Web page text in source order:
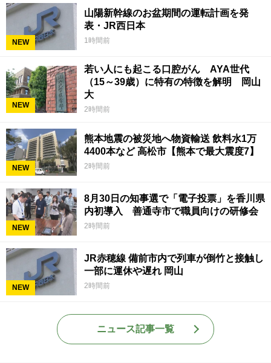
NEW
山陽新幹線のお盆期間の運転計画を発
表・JR西日本
1時間前
NEW
若い人にも起こる口腔がん AYA世代
（15～39歳）に特有の特徴を解明 岡山
大
2時間前
NEW
熊本地震の被災地へ物資輸送 飲料水1万
4400本など 高松市【熊本で最大震度7】
2時間前
NEW
8月30日の知事選で「電子投票」を香川県
内初導入 善通寺市で職員向けの研修会
2時間前
NEW
JR赤穂線 備前市内で列車が倒竹と接触し
一部に運休や遅れ 岡山
2時間前
ニュース記事一覧